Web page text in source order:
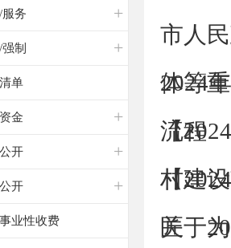
务
制
单
金
开
开
业性收费
市人
体等
2024
流程
【
村建
【
匠 为
关于